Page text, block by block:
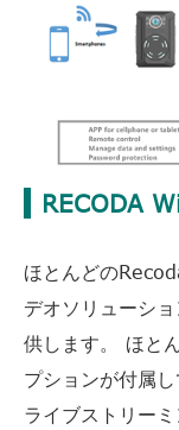
RECODA
ほとんどの
デオソリューシ
供します。 ほと
プションが付属
ライブストリー